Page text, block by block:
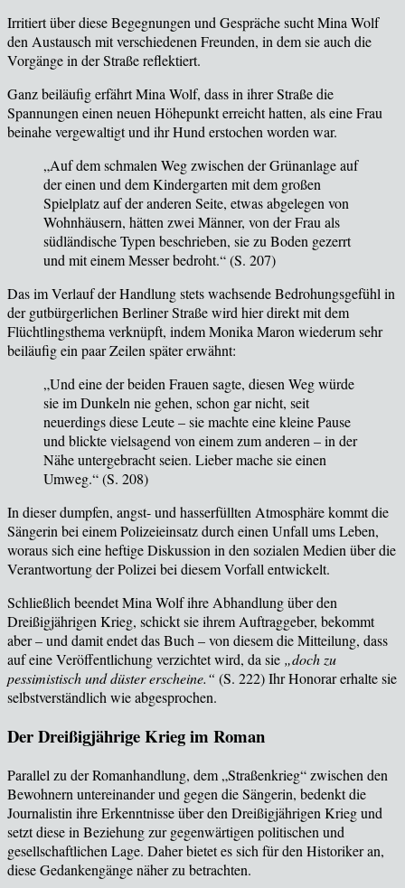
Irritiertüber diese Begegnungen und Gespräche sucht Mina Wolf
den Austausch mit verschiedenen Freunden, in dem sie auch die
Vorgänge in der Straße reflektiert.
Ganz beiläufig erfährt Mina Wolf, dass in ihrer Straße die
Spannungen einen neuen Höhepunkt erreicht hatten, als eine Frau
beinahe vergewaltigt und ihr Hund erstochen worden war.
„Auf dem schmalen Weg zwischen der Grünanlage auf
der einen und dem Kindergarten mit dem großen
Spielplatz auf der anderen Seite, etwas abgelegen von
Wohnhäusern, hätten zwei Männer, von der Frau als
südländische Typen beschrieben, sie zu Boden gezerrt
und mit einem Messer bedroht.“ (S. 207)
Das im Verlauf der Handlung stets wachsende Bedrohungsgefühl in
der gutbürgerlichen Berliner Straße wird hier direkt mit dem
Flüchtlingsthema verknüpft, indem Monika Maron wiederum sehr
beiläufig ein paar Zeilen später erwähnt:
„Und eine der beiden Frauen sagte, diesen Weg würde
sie im Dunkeln nie gehen, schon gar nicht, seit
neuerdings diese Leute – sie machte eine kleine Pause
und blickte vielsagend von einem zum anderen – in der
Nähe untergebracht seien. Lieber mache sie einen
Umweg.“ (S. 208)
In dieser dumpfen, angst- und hasserfüllten Atmosphäre kommt die
Sängerin bei einem Polizeieinsatz durch einen Unfall ums Leben,
woraus sich eine heftige Diskussion in den sozialen Medien über die
Verantwortung der Polizei bei diesem Vorfall entwickelt.
Schließlich beendet Mina Wolf ihre Abhandlung über den
Dreißigjährigen Krieg, schickt sie ihrem Auftraggeber, bekommt
aber – und damit endet das Buch – von diesem die Mitteilung, dass
auf eine Veröffentlichung verzichtet wird, da sie „doch zu
pessimistisch und düster erscheine.“ (S. 222) Ihr Honorar erhalte sie
selbstverständlich wie abgesprochen.
Der Dreißigjährige Krieg im Roman
Parallel zu der Romanhandlung, dem „Straßenkrieg“ zwischen den
Bewohnern untereinander und gegen die Sängerin, bedenkt die
Journalistin ihre Erkenntnisse über den Dreißigjährigen Krieg und
setzt diese in Beziehung zur gegenwärtigen politischen und
gesellschaftlichen Lage. Daher bietet es sich für den Historiker an,
diese Gedankengänge näher zu betrachten.